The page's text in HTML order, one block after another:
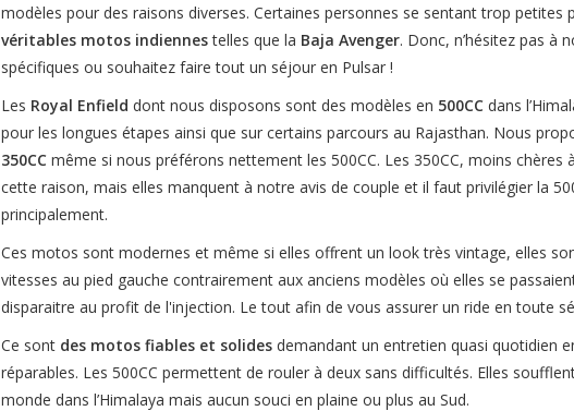
modèles pour des raisons diverses. Certaines personnes se sentant trop petites
véritables motos indiennestelles que la Baja Avenger. Donc, n’hésitez pas à
spécifiques ou souhaitez faire tout un séjour en Pulsar !
Les Royal Enfield dont nous disposons sont des modèles en 500CCdans
pour les longues étapes ainsi que sur certains parcours au Rajasthan. Nous
350CC même si nous préférons nettement les 500CC. Les 350CC, moins
cette raison, mais elles manquent à notre avis de couple et il faut privilégier la
principalement.
Ces motos sont modernes et même si elles offrent un look très vintage, elles
vitesses au pied gauche contrairement aux anciens modèles où elles se
disparaitre au profit de l'injection. Le tout afin de vous assurer un ride en toute
Ce sontdes motos fiables et solides demandant un entretien quasi quotidien
réparables. Les 500CC permettent de rouler à deux sans difficultés. Elles
monde dans l’Himalaya mais aucun souci en plaine ou plus au Sud.